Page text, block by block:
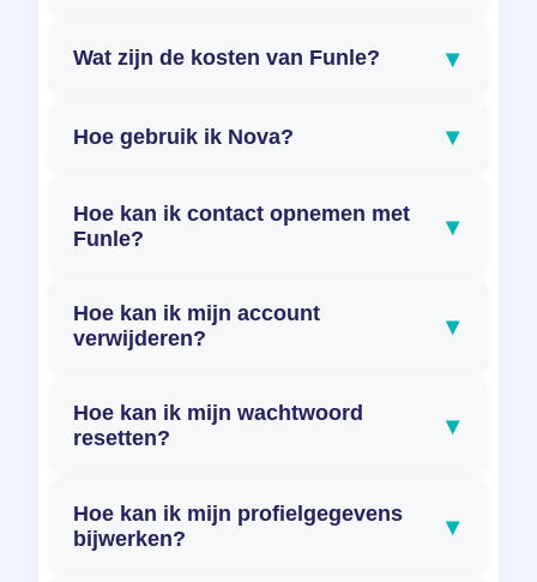
Wat zijn de kosten van Funle? ▾
Hoe gebruik ik Nova? ▾
Hoe kan ik contact opnemen met
Funle?
▾
Hoe kan ik mijn account
verwijderen?
▾
Hoe kan ik mijn wachtwoord
resetten?
▾
Hoe kan ik mijn profielgegevens
bijwerken?
▾